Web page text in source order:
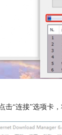
“连接”选项卡，